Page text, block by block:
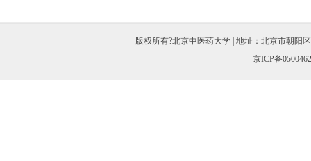
版权所有?北京中医药大学 | 地址：北京市朝阳
京ICP备